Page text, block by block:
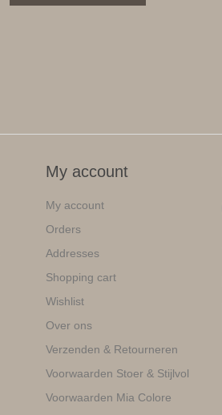
My account
My account
Orders
Addresses
Shopping cart
Wishlist
Over ons
Verzenden & Retourneren
Voorwaarden Stoer & Stijlvol
Voorwaarden Mia Colore